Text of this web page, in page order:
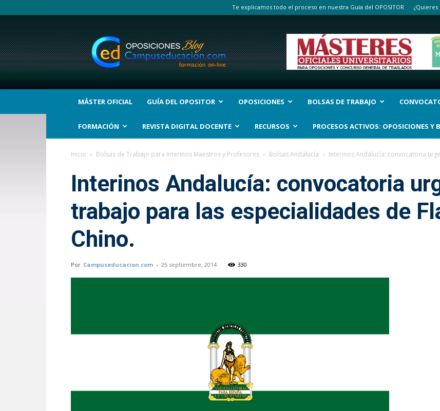
Te explicamos todo el proceso en nuestra Guía del OPOSITOR ¿Quieres
BLOG
Noticias
Oposiciones
y
bolsas
Trabajo
Interinos.
MÁSTER OFICIAL GUÍA DEL OPOSITOR OPOSICIONES BOLSAS DE TRABAJO
FORMACIÓN REVISTA DIGITAL DOCENTE RECURSOS PROCESOS ACTIVOS: OPOSICIONES Y
Inicio Bolsas de Trabajo para Interinos Maestros y Profesores Bolsas Andalucía Interinos Andalucía: convocatoria
Interinos Andalucía: convocatoria
trabajo para las especialidades de
Chino.
Por Campuseducacion.com - 25 septiembre, 2014 330